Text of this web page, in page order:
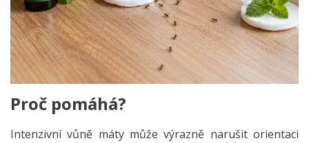
Proč pomáhá?
Intenzivní vůně máty může výrazně narušit orientaci